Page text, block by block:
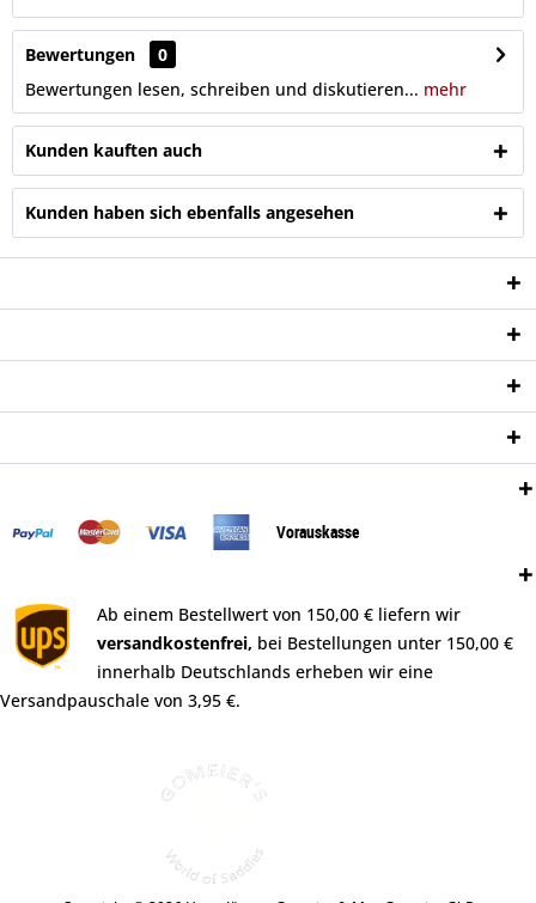
Bewertungen
0
Bewertungen lesen, schreiben und diskutieren... mehr
Kunden kauften auch
Kunden haben sich ebenfalls angesehen
Vorauskasse
Ab einem Bestellwert von 150,00 € liefern wir
versandkostenfrei, bei Bestellungen unter 150,00 €
innerhalb Deutschlands erheben wir eine
Versandpauschale von 3,95 €.